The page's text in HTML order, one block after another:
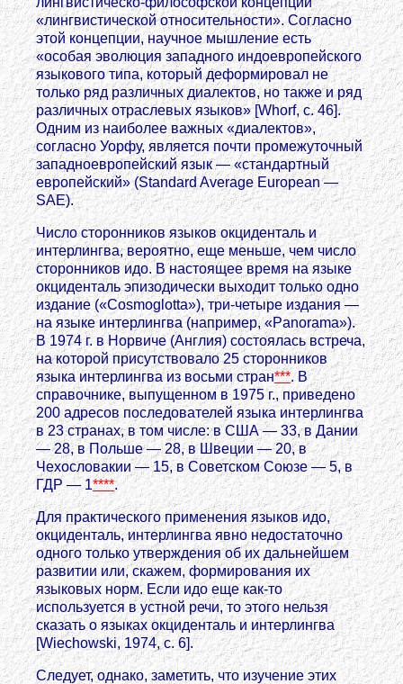
«лингвистической относительности». Согласно
этой концепции, научное мышление есть
«особая эволюция западного индоевропейского
языкового типа, который деформировал не
только ряд различных диалектов, но также и ряд
различных отраслевых языков» [Whorf, с. 46].
Одним из наиболее важных «диалектов»,
согласно Уорфу, является почти промежуточный
западноевропейский язык — «стандартный
европейский» (Standard Average European —
SAE).
Число сторонников языков окциденталь и
интерлингва, вероятно, еще меньше, чем число
сторонников идо. В настоящее время на языке
окциденталь эпизодически выходит только одно
издание («Cosmoglotta»), три-четыре издания —
на языке интерлингва (например, «Panorama»).
В 1974 г. в Норвиче (Англия) состоялась встреча,
на которой присутствовало 25 сторонников
языка интерлингва из восьми стран***. В
справочнике, выпущенном в 1975 г., приведено
200 адресов последователей языка интерлингва
в 23 странах, в том числе: в США — 33, в Дании
— 28, в Польше — 28, в Швеции — 20, в
Чехословакии — 15, в Советском Союзе — 5, в
ГДР — 1****.
Для практического применения языков идо,
окциденталь, интерлингва явно недостаточно
одного только утверждения об их дальнейшем
развитии или, скажем, формирования их
языковых норм. Если идо еще как-то
используется в устной речи, то этого нельзя
сказать о языках окциденталь и интерлингва
[Wiechowski, 1974, с. 6].
Следует, однако, заметить, что изучение этих